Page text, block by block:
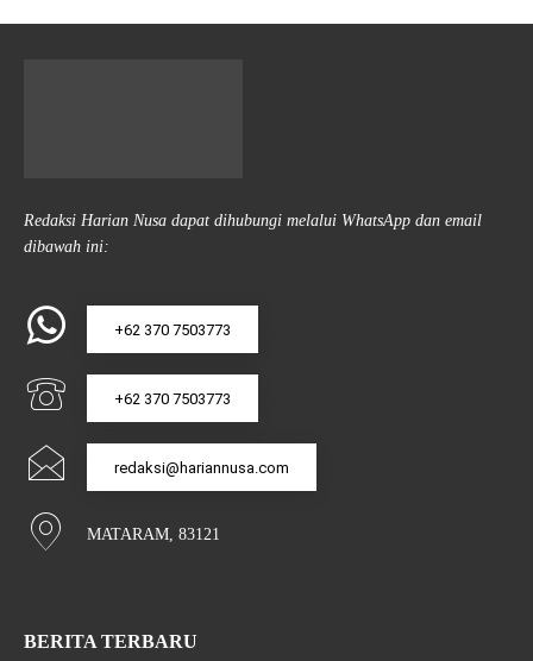
Redaksi Harian Nusa dapat dihubungi melalui WhatsApp dan email
dibawah ini:
+62 370 7503773
+62 370 7503773
redaksi@hariannusa.com
MATARAM, 83121
BERITA TERBARU